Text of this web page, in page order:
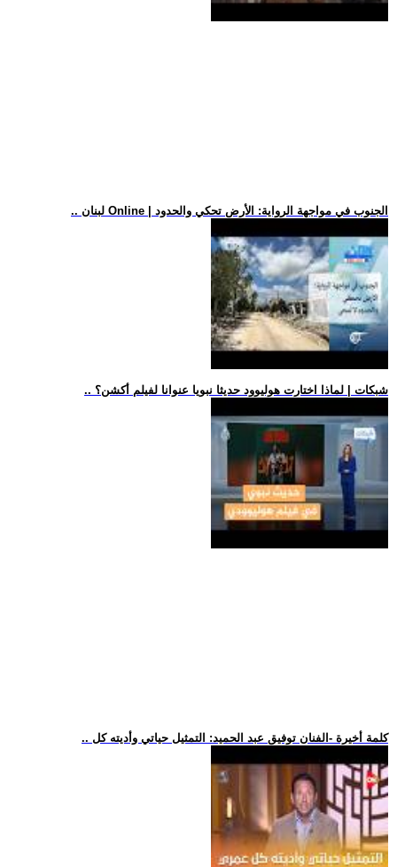
.. لبنان Online | الجنوب في مواجهة الرواية: الأرض تحكي والحدود
.. شبكات | لماذا اختارت هوليوود حديثا نبويا عنوانا لفيلم أكشن؟
.. كلمة أخيرة -الفنان توفيق عبد الحميد: التمثيل حياتي وأديته كل